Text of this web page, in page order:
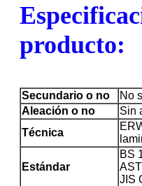
producto:
Secundario o no
No
Aleación o no
Sin
Técnica
Estándar
BS
JIS